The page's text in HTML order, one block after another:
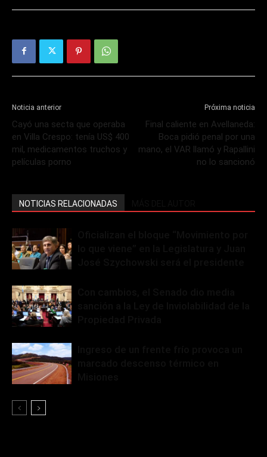
Noticia anterior
Cayó una secta que operaba
en Villa Crespo: tenía US$ 400
mil, medicamentos truchos y
películas porno
Próxima noticia
Final caliente en Avellaneda:
Boca pidió penal por una
mano, el VAR llamó y Rapallini
no lo sancionó
NOTICIAS RELACIONADAS